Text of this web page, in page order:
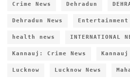
Crime News Dehradun
Dehradun News Entertainment
health news INTERNATIONAL
Kannauj: Crime News Kannauj
Lucknow Lucknow News